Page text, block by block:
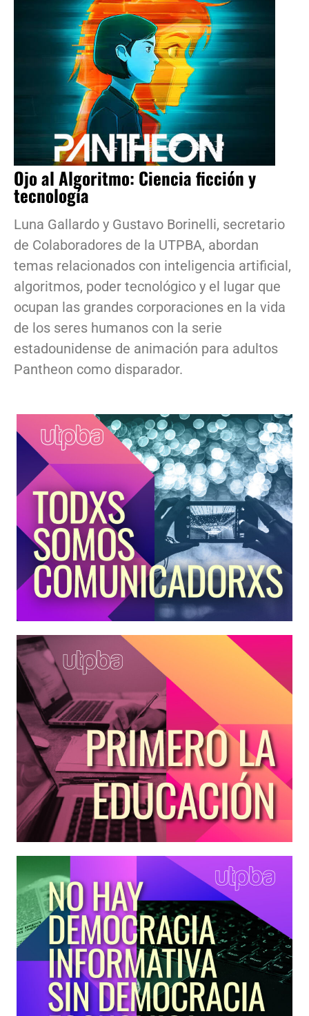
Ojo al Algoritmo: Ciencia ficción y
tecnología
Luna Gallardo y Gustavo Borinelli, secretario
de Colaboradores de la UTPBA, abordan
temas relacionados con inteligencia artificial,
algoritmos, poder tecnológico y el lugar que
ocupan las grandes corporaciones en la vida
de los seres humanos con la serie
estadounidense de animación para adultos
Pantheon como disparador.